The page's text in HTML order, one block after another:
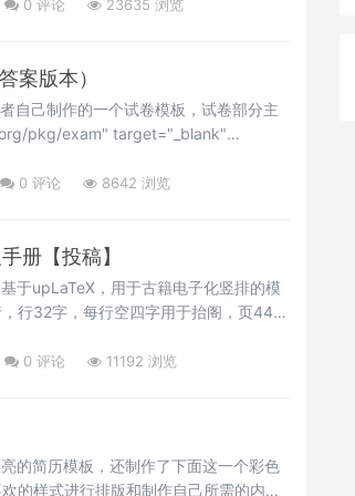
0 评论 23635 浏览
案版本）
己制作的一个试卷模板，试卷部分主
pkg/exam" target="_blank"
考自<a href="https://ctan.org/pkg/
0 评论 8642 浏览
册【投稿】
于upLaTeX，用于古籍电子化竖排的模
行32字，每行空四字用于抬阁，页448
0 评论 11192 浏览
的简历模板，还制作了下面这一个彩色
的样式进行排版和制作自己所需的内